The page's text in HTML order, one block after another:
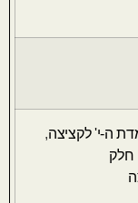
ה-י' לקציצה,
חלק